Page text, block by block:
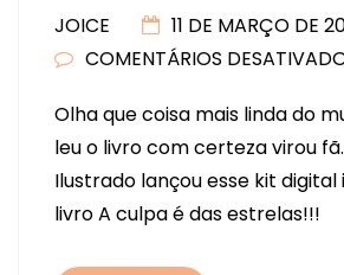
JOICE
11 DE MARÇO DE
COMENTÁRIOS
Olha que coisa mais linda do
leu o livro com certeza virou
Ilustrado lançou esse kit
livro A culpa é das estrelas!!!